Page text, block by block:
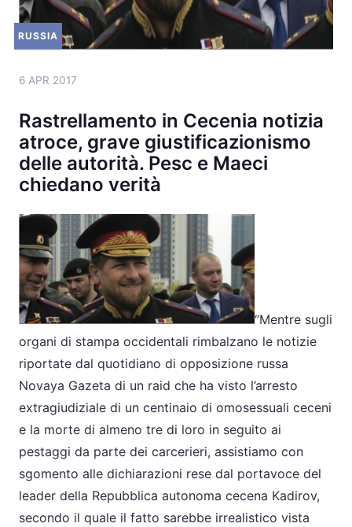
RUSSIA
6 APR 2017
Rastrellamento in Cecenia notizia
atroce, grave giustificazionismo
delle autorità. Pesc e Maeci
chiedano verità
“Mentre sugli
organi di stampa occidentali rimbalzano le notizie
riportate dal quotidiano di opposizione russa
Novaya Gazeta di un raid che ha visto l’arresto
extragiudiziale di un centinaio di omosessuali ceceni
e la morte di almeno tre di loro in seguito ai
pestaggi da parte dei carcerieri, assistiamo con
sgomento alle dichiarazioni rese dal portavoce del
leader della Repubblica autonoma cecena Kadirov,
secondo il quale il fatto sarebbe irrealistico vista